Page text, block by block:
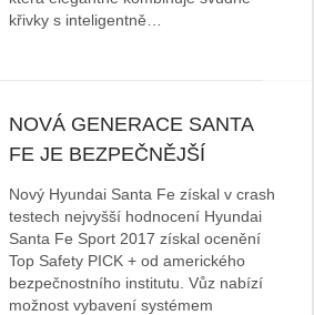
křivky s inteligentně…
NOVÁ GENERACE SANTA
FE JE BEZPEČNĚJŠÍ
Nový Hyundai Santa Fe získal v crash
testech nejvyšší hodnocení Hyundai
Santa Fe Sport 2017 získal ocenění
Top Safety PICK + od amerického
bezpečnostního institutu. Vůz nabízí
možnost vybavení systémem